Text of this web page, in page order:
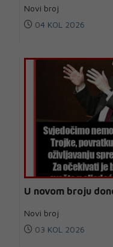
Novi broj
04 KOL 2026
U novom broju
Novi broj
03 KOL 2026